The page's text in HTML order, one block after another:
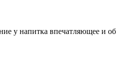
у напитка впечатляющее и